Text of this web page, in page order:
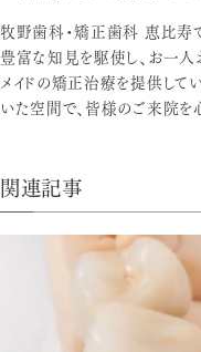
牧野歯科・矯正歯科 恵比寿
豊富な知見を駆使し、お一人
メイドの矯正治療を提供して
いた空間で、皆様のご来院を
関連記事